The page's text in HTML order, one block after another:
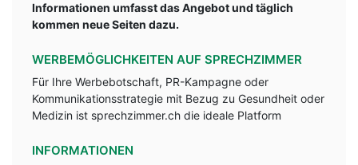
Informationen umfasst das Angebot und täglich
kommen neue Seiten dazu.
WERBEMÖGLICHKEITEN AUF SPRECHZIMMER
Für Ihre Werbebotschaft, PR-Kampagne oder
Kommunikationsstrategie mit Bezug zu Gesundheit oder
Medizin ist sprechzimmer.ch die ideale Platform
INFORMATIONEN